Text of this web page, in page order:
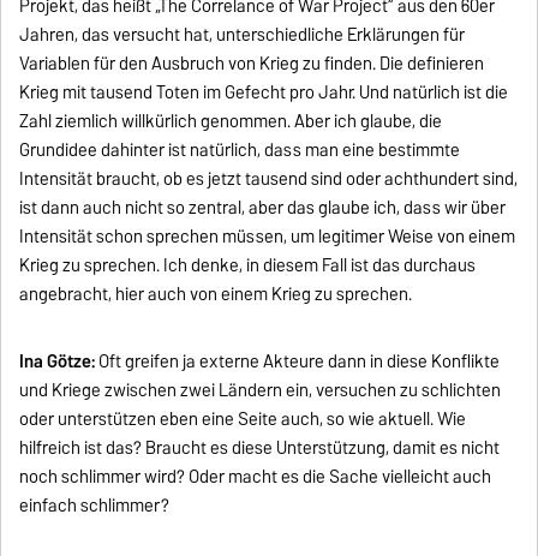
Projekt, das heißt „The Correlance of War Project“ aus den 60er
Jahren, das versucht hat, unterschiedliche Erklärungen für
Variablen für den Ausbruch von Krieg zu finden. Die definieren
Krieg mit tausend Toten im Gefecht pro Jahr. Und natürlich ist die
Zahl ziemlich willkürlich genommen. Aber ich glaube, die
Grundidee dahinter ist natürlich, dass man eine bestimmte
Intensität braucht, ob es jetzt tausend sind oder achthundert sind,
ist dann auch nicht so zentral, aber das glaube ich, dass wir über
Intensität schon sprechen müssen, um legitimer Weise von einem
Krieg zu sprechen. Ich denke, in diesem Fall ist das durchaus
angebracht, hier auch von einem Krieg zu sprechen.
Ina Götze:Oft greifen ja externe Akteure dann in diese Konflikte
und Kriege zwischen zwei Ländern ein, versuchen zu schlichten
oder unterstützen eben eine Seite auch, so wie aktuell. Wie
hilfreich ist das? Braucht es diese Unterstützung, damit es nicht
noch schlimmer wird? Oder macht es die Sache vielleicht auch
einfach schlimmer?